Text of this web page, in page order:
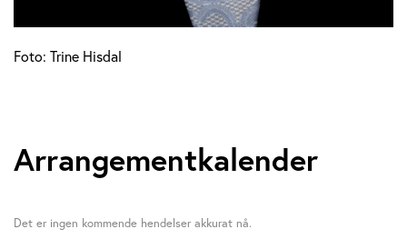
Foto: Trine Hisdal
Arrangementkalender
Det er ingen kommende hendelser akkurat nå.